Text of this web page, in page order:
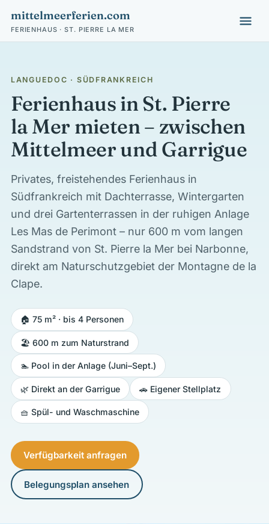
mittelmeerferien.com
FERIENHAUS · ST. PIERRE LA MER
LANGUEDOC · SÜDFRANKREICH
Ferienhaus in St. Pierre
la Mer mieten – zwischen
Mittelmeer und Garrigue
Privates, freistehendes Ferienhaus in
Südfrankreich mit Dachterrasse, Wintergarten
und drei Gartenterrassen in der ruhigen Anlage
Les Mas de Perimont – nur 600 m vom langen
Sandstrand von St. Pierre la Mer bei Narbonne,
direkt am Naturschutzgebiet der Montagne de la
Clape.
🏠 75 m² · bis 4 Personen
🏖️ 600 m zum Naturstrand
🏊 Pool in der Anlage (Juni–Sept.)
🌿 Direkt an der Garrigue 🚗 Eigener Stellplatz
🧺 Spül- und Waschmaschine
Verfügbarkeit anfragen
Belegungsplan ansehen